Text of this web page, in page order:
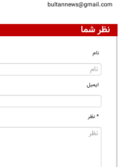
bultannews@gmail.com
نظر شما
نام
ایمیل
* نظر